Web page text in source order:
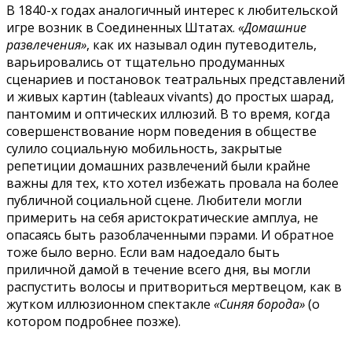
В 1840-х годах аналогичный интерес к любительской
игре возник в Соединенных Штатах. «Домашние
развлечения», как их называл один путеводитель,
варьировались от тщательно продуманных
сценариев и постановок театральных представлений
и живых картин (tableaux vivants) до простых шарад,
пантомим и оптических иллюзий. В то время, когда
совершенствование норм поведения в обществе
сулило социальную мобильность, закрытые
репетиции домашних развлечений были крайне
важны для тех, кто хотел избежать провала на более
публичной социальной сцене. Любители могли
примерить на себя аристократические амплуа, не
опасаясь быть разоблаченными пэрами. И обратное
тоже было верно. Если вам надоедало быть
приличной дамой в течение всего дня, вы могли
распустить волосы и притвориться мертвецом, как в
жутком иллюзионном спектакле «Синяя борода»(о
котором подробнее позже).